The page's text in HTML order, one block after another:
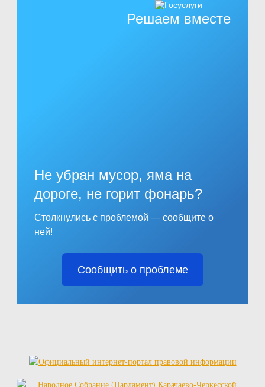
Решаем вместе
Не убран мусор, яма на
дороге, не горит фонарь?
Столкнулись с проблемой — сообщите о
ней!
Сообщить о проблеме